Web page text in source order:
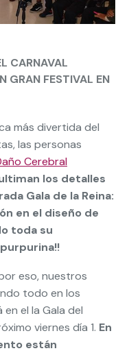
CARNAVAL
GRAN FESTIVAL EN
más divertida del
las personas
Cerebral
los detalles
Gala de la Reina:
en el diseño de
toda su
eso, nuestros
todo en los
el la Gala del
viernes día 1. En
están